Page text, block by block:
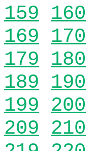
159 160
169 170
179 180
189 190
199 200
209 210